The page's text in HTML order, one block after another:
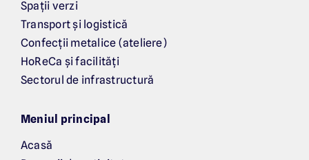
Spații verzi
Transport și logistică
Confecții metalice (ateliere)
HoReCa și facilități
Sectorul de infrastructură
Meniul principal
Acasă